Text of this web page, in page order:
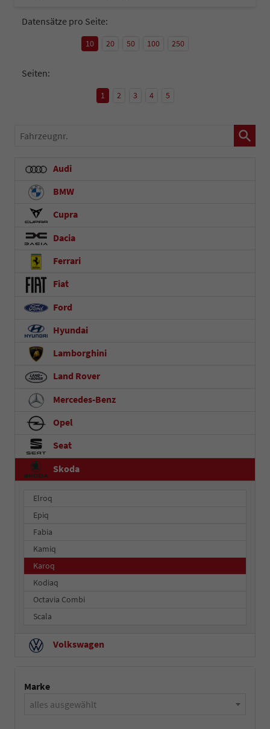
Datensätze pro Seite:
10 20 50 100 250
Seiten:
1 2 3 4 5
Fahrzeugnr.
Audi
BMW
Cupra
Dacia
Ferrari
Fiat
Ford
Hyundai
Lamborghini
Land Rover
Mercedes-Benz
Opel
Seat
Skoda
Elroq
Epiq
Fabia
Kamiq
Karoq
Kodiaq
Octavia Combi
Scala
Volkswagen
Marke
alles ausgewählt